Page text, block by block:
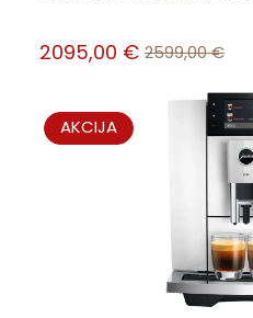
2095,00 € 2599,00€
AKCIJAPRODUCT
ON